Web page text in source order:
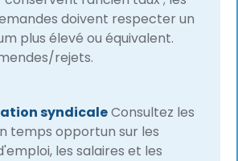
doivent respecter un
plus élevé ou équivalent.
rejets.
syndicaleConsultez les
temps opportun sur les
les salaires et les